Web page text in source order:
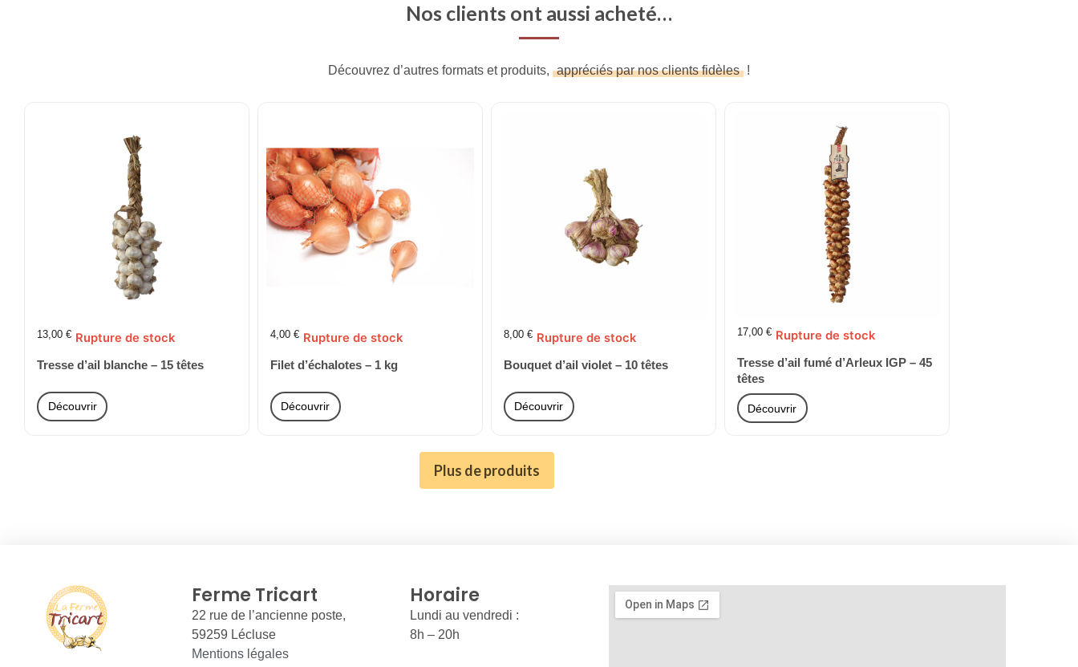
Nos clients ont aussi acheté…
Découvrez d’autres formats et produits, appréciés par nos clients fidèles !
13,00 € Rupture de stock
Tresse d’ail blanche – 15 têtes
Découvrir
4,00 € Rupture de stock
Filet d’échalotes – 1 kg
Découvrir
8,00 € Rupture de stock
Bouquet d’ail violet – 10 têtes
Découvrir
17,00 € Rupture de stock
Tresse d’ail fumé d’Arleux IGP – 45
têtes
Découvrir
Plus de produits
Ferme Tricart
22 rue de l’ancienne poste,
59259 Lécluse
Mentions légales
Horaire
Lundi au vendredi :
8h – 20h